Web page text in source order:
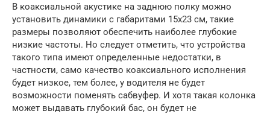
В коаксиальной акустике на заднюю полку можно
установить динамики с габаритами 15х23 см, такие
размеры позволяют обеспечить наиболее глубокие
низкие частоты. Но следует отметить, что устройства
такого типа имеют определенные недостатки, в
частности, само качество коаксиального исполнения
будет низкое, тем более, у водителя не будет
возможности поменять сабвуфер. И хотя такая колонка
может выдавать глубокий бас, он будет не